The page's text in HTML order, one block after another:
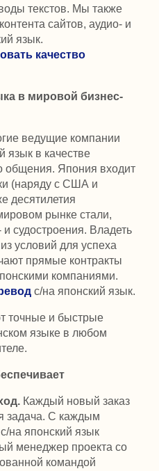
текстов. Мы также
сайтов, аудио- и
язык.
качество
в мировой бизнес-
ведущие компании
язык в качестве
общения. Япония входит
(наряду с США и
десятилетия
рынке стали,
судостроения. Владеть
условий для успеха
прямые контракты
компаниями.
с/на японский язык.
точные и быстрые
языке в любом
Каждый новый заказ
задача. С каждым
на японский язык
менеджер проекта со
командой